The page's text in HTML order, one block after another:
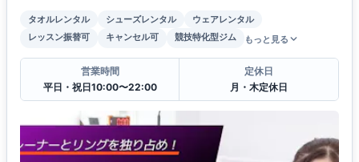
タオルレンタル シューズレンタル
ウェアレンタル
レッスン振替可
キャンセル可 競技特化型ジム もっと見る
営業時間
平日・祝日10:00〜22:00
定休日
月・木定休日